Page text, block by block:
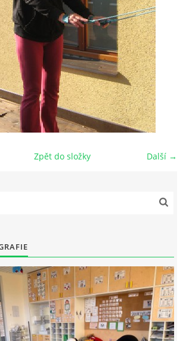
- SEMINÁŘE
JÓGA, FITNESS, DĚTSKÉ CVIČENÍ,
KAMENY - HOT STONES
MASÁŽ
Další →
Zpět do složky